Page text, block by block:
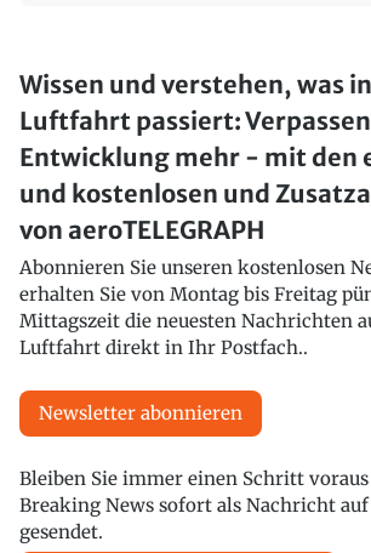
Wissen und verstehen, was
Luftfahrt passiert:
Entwicklung mehr - mit den
und kostenlosen und
von aeroTELEGRAPH
Abonnieren Sie unseren kostenlosen
erhalten Sie von Montag bis Freitag
Mittagszeit die neuesten Nachrichten
Luftfahrt direkt in Ihr Postfach..
Newsletter abonnieren
Bleiben Sie immer einen Schritt
Breaking News sofort als Nachricht
gesendet.